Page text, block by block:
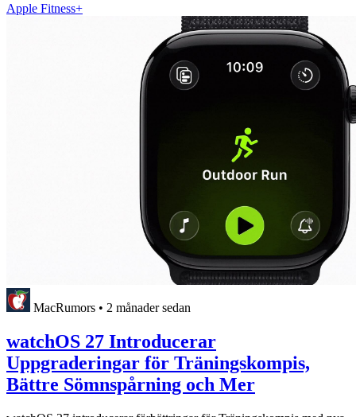
Apple Fitness+
MacRumors • 2 månader sedan
watchOS 27 Introducerar
Uppgraderingar för Träningskompis,
Bättre Sömnspårning och Mer